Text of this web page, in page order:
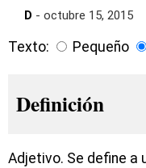
D - octubre 15, 2015
Texto: Pequeño
Definición
Adjetivo. Se define a